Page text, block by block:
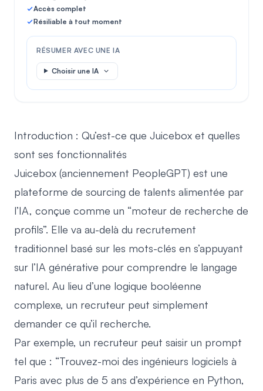
Accès complet
Résiliable à tout moment
RÉSUMER AVEC UNE IA
Choisir une IA
Introduction : Qu’est-ce que Juicebox et quelles
sont ses fonctionnalités
Juicebox (anciennement PeopleGPT) est une
plateforme de sourcing de talents alimentée par
l’IA, conçue comme un “moteur de recherche de
profils”. Elle va au-delà du recrutement
traditionnel basé sur les mots-clés en s’appuyant
sur l’IA générative pour comprendre le langage
naturel. Au lieu d’une logique booléenne
complexe, un recruteur peut simplement
demander ce qu’il recherche.
Par exemple, un recruteur peut saisir un prompt
tel que : “Trouvez-moi des ingénieurs logiciels à
Paris avec plus de 5 ans d’expérience en Python,